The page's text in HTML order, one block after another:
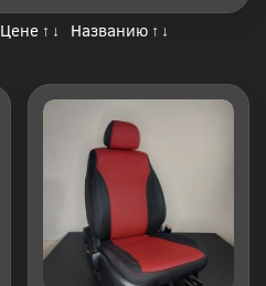
Цене ↑ ↓ Названию ↑ ↓